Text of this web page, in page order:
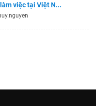
việc tại Việt N...